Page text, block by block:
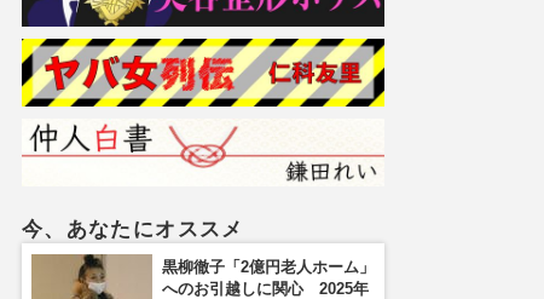
今、あなたにオススメ
黒柳徹子「2億円老人ホーム」
へのお引越しに関心 2025年